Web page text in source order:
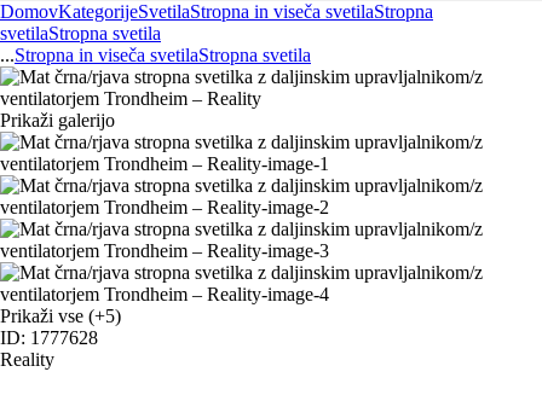
DomovKategorijeSvetilaStropna in viseča svetilaStropna
svetilaStropna svetila
...Stropna in viseča svetilaStropna svetila
Prikaži galerijo
Prikaži vse (+5)
ID: 1777628
Reality